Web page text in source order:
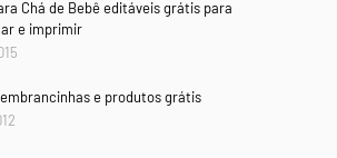
Chá de Bebê editáveis grátis para
e imprimir
e produtos grátis